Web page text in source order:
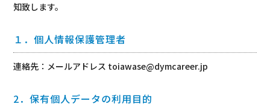
知致します。
１．個人情報保護管理者
連絡先：メールアドレス toiawase@dymcareer.jp
2．保有個人データの利用目的